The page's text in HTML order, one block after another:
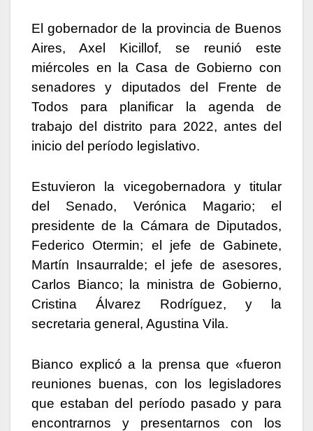
El gobernador de la provincia de Buenos
Aires, Axel Kicillof, se reunió este
miércoles en la Casa de Gobierno con
senadores y diputados del Frente de
Todos para planificar la agenda de
trabajo del distrito para 2022, antes del
inicio del período legislativo.
Estuvieron la vicegobernadora y titular
del Senado, Verónica Magario; el
presidente de la Cámara de Diputados,
Federico Otermin; el jefe de Gabinete,
Martín Insaurralde; el jefe de asesores,
Carlos Bianco; la ministra de Gobierno,
Cristina Álvarez Rodríguez, y la
secretaria general, Agustina Vila.
Bianco explicó a la prensa que «fueron
reuniones buenas, con los legisladores
que estaban del período pasado y para
encontrarnos y presentarnos con los